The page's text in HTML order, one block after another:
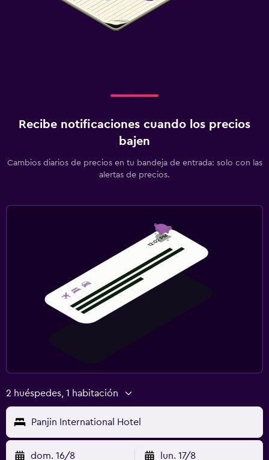
Recibe notificaciones cuando los precios
bajen
Cambios diarios de precios en tu bandeja de entrada: solo con las
alertas de precios.
2 huéspedes, 1 habitación
Panjin International Hotel
dom. 16/8 lun. 17/8